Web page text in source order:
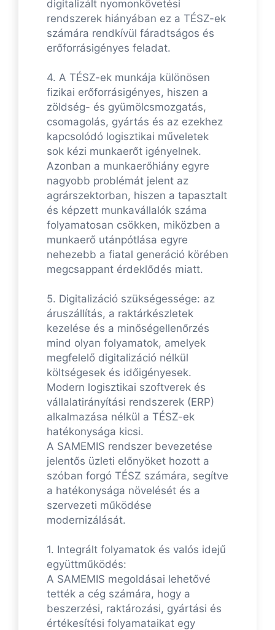
digitalizált nyomonkövetési
rendszerek hiányában ez a TÉSZ-ek
számára rendkívül fáradtságos és
erőforrásigényes feladat.
4. A TÉSZ-ek munkája különösen
fizikai erőforrásigényes, hiszen a
zöldség- és gyümölcsmozgatás,
csomagolás, gyártás és az ezekhez
kapcsolódó logisztikai műveletek
sok kézi munkaerőt igényelnek.
Azonban a munkaerőhiány egyre
nagyobb problémát jelent az
agrárszektorban, hiszen a tapasztalt
és képzett munkavállalók száma
folyamatosan csökken, miközben a
munkaerő utánpótlása egyre
nehezebb a fiatal generáció körében
megcsappant érdeklődés miatt.
5. Digitalizáció szükségessége: az
áruszállítás, a raktárkészletek
kezelése és a minőségellenőrzés
mind olyan folyamatok, amelyek
megfelelő digitalizáció nélkül
költségesek és időigényesek.
Modern logisztikai szoftverek és
vállalatirányítási rendszerek (ERP)
alkalmazása nélkül a TÉSZ-ek
hatékonysága kicsi.
A SAMEMIS rendszer bevezetése
jelentős üzleti előnyöket hozott a
szóban forgó TÉSZ számára, segítve
a hatékonysága növelését és a
szervezeti működése
modernizálását.
1. Integrált folyamatok és valós idejű
együttműködés:
A SAMEMIS megoldásai lehetővé
tették a cég számára, hogy a
beszerzési, raktározási, gyártási és
értékesítési folyamataikat egy